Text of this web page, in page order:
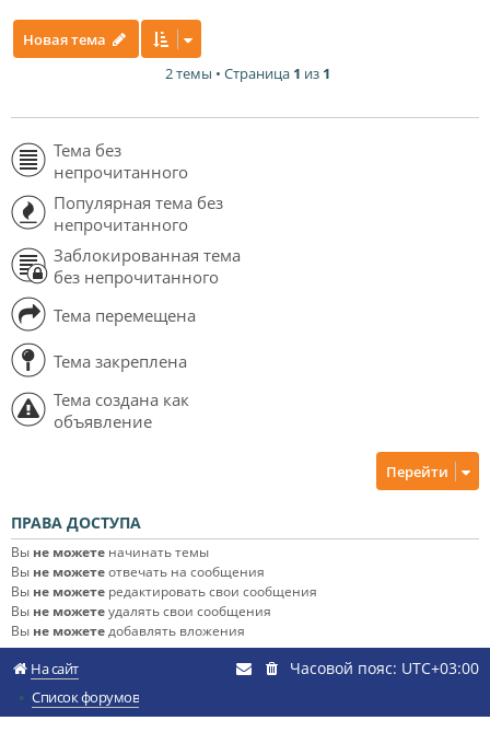
Новая тема
2 темы • Страница 1 из 1
Тема без
непрочитанного
Популярная тема без
непрочитанного
Заблокированная тема
без непрочитанного
Тема перемещена
Тема закреплена
Тема создана как
объявление
Перейти
ПРАВА ДОСТУПА
Вы не можете начинать темы
Вы не можетеотвечать на сообщения
Вы не можете редактировать свои сообщения
Вы не можетеудалять свои сообщения
Вы не можетедобавлять вложения
На сайт
Список форумов
Часовой пояс: UTC+03:00